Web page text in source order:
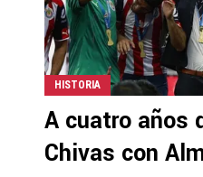
HISTORIA
A cuatro años
Chivas con